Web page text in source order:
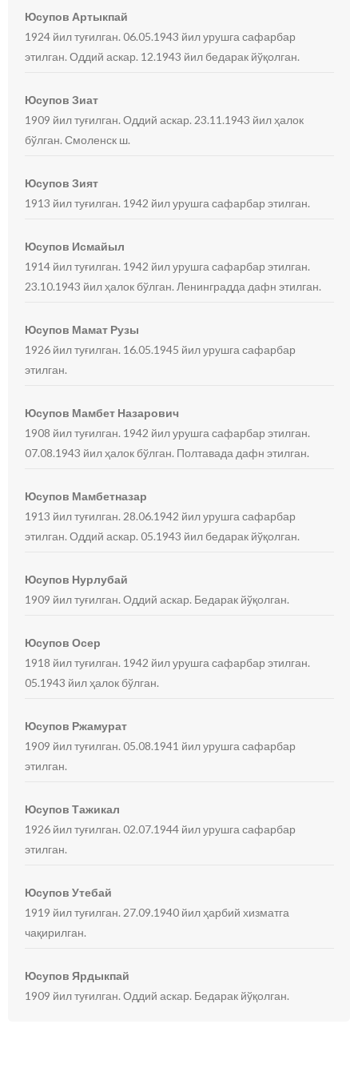
Юсупов Артыкпай
1924 йил туғилган. 06.05.1943 йил урушга сафарбар
этилган. Оддий аскар. 12.1943 йил бедарак йўқолган.
Юсупов Зиат
1909 йил туғилган. Оддий аскар. 23.11.1943 йил ҳалок
бўлган. Смоленск ш.
Юсупов Зият
1913 йил туғилган. 1942 йил урушга сафарбар этилган.
Юсупов Исмайыл
1914 йил туғилган. 1942 йил урушга сафарбар этилган.
23.10.1943 йил ҳалок бўлган. Ленинградда дафн этилган.
Юсупов Мамат Рузы
1926 йил туғилган. 16.05.1945 йил урушга сафарбар
этилган.
Юсупов Мамбет Назарович
1908 йил туғилган. 1942 йил урушга сафарбар этилган.
07.08.1943 йил ҳалок бўлган. Полтавада дафн этилган.
Юсупов Мамбетназар
1913 йил туғилган. 28.06.1942 йил урушга сафарбар
этилган. Оддий аскар. 05.1943 йил бедарак йўқолган.
Юсупов Нурлубай
1909 йил туғилган. Оддий аскар. Бедарак йўқолган.
Юсупов Осер
1918 йил туғилган. 1942 йил урушга сафарбар этилган.
05.1943 йил ҳалок бўлган.
Юсупов Ржамурат
1909 йил туғилган. 05.08.1941 йил урушга сафарбар
этилган.
Юсупов Тажикал
1926 йил туғилган. 02.07.1944 йил урушга сафарбар
этилган.
Юсупов Утебай
1919 йил туғилган. 27.09.1940 йил ҳарбий хизматга
чақирилган.
Юсупов Ярдыкпай
1909 йил туғилган. Оддий аскар. Бедарак йўқолган.